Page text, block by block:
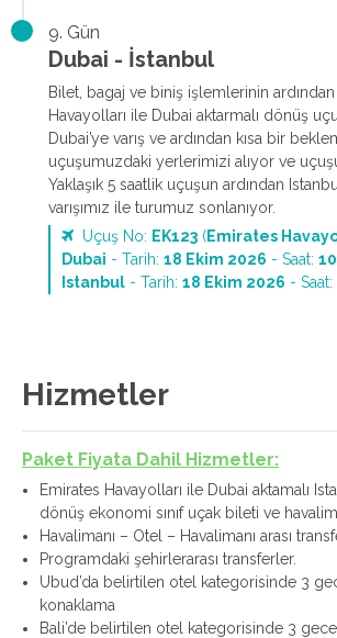
9. Gün
Dubai - İstanbul
Bilet, bagaj ve biniş işlemlerinin
Havayolları ile Dubai aktarmalı dönüş
Dubai’ye varış ve ardından kısa bir
uçuşumuzdaki yerlerimizi alıyor ve
Yaklaşık 5 saatlik uçuşun ardından
varışımız ile turumuz sonlanıyor.
Uçuş No: EK123 (Emirates
Dubai - Tarih: 18 Ekim 2026 - Saat:
Istanbul - Tarih: 18 Ekim 2026 - Saat:
Hizmetler
Paket Fiyata Dahil Hizmetler:
Emirates Havayolları ile Dubai aktamalı
dönüş ekonomi sınıf uçak bileti ve
Havalimanı – Otel – Havalimanı arası
Programdaki şehirlerarası transferler.
Ubud’da belirtilen otel kategorisinde 3
konaklama
Bali’de belirtilen otel kategorisinde 3 gece